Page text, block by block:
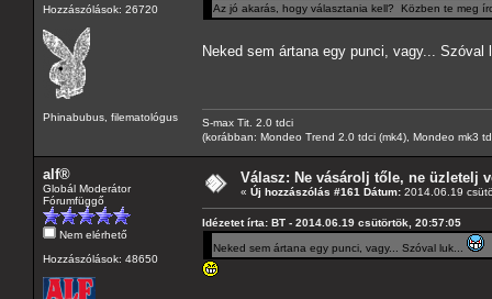
Hozzászólások: 26720
Phinabubus, filematológus
Az jó akarás, hogy választania kell? Közben te meg
Neked sem ártana egy punci, vagy...
S-max Tit. 2.0 tdci
(korábban: Mondeo Trend 2.0 tdci (mk4), Mondeo mk3
alf®
Globál Moderátor
Fórumfüggő
Nem elérhető
Hozzászólások: 48650
Válasz: Ne vásárolj tőle, ne üzletelj
« Új hozzászólás #161 Dátum: 2014.06.19
Idézetet írta: BT - 2014.06.19 csütörtök, 20:57:05
Neked sem ártana egy punci, vagy... Szóval luk...